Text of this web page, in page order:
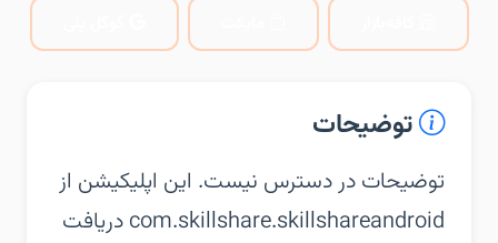
توضیحات
توضیحات در دسترس نیست. این اپلیکیشن از
com.skillshare.skillshareandroid دریافت